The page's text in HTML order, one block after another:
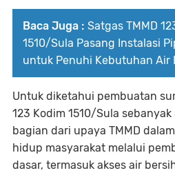
Baca Juga : Satgas TMMD
1510/Sula Pasang Instalasi
untuk Penuhi Kebutuhan Air
Untuk diketahui pembuatan
123 Kodim 1510/Sula
bagian dari upaya TMMD
hidup masyarakat melalui
dasar, termasuk akses air